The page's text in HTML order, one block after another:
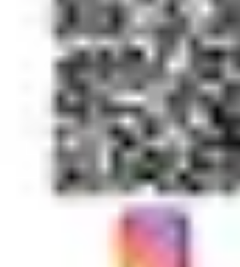
Pratiques ÉcologiquesGestion Durable